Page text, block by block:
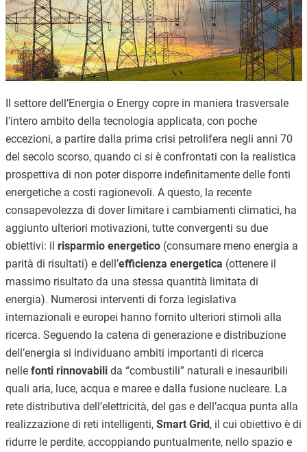
Il settore dell’Energia o Energy copre in maniera trasversale
l’intero ambito della tecnologia applicata, con poche
eccezioni, a partire dalla prima crisi petrolifera negli anni 70
del secolo scorso, quando ci si è confrontati con la realistica
prospettiva di non poter disporre indefinitamente delle fonti
energetiche a costi ragionevoli. A questo, la recente
consapevolezza di dover limitare i cambiamenti climatici, ha
aggiunto ulteriori motivazioni, tutte convergenti su due
obiettivi: il risparmio energetico(consumare meno energia a
parità di risultati) e dell’efficienza energetica (ottenere il
massimo risultato da una stessa quantità limitata di
energia). Numerosi interventi di forza legislativa
internazionali e europei hanno fornito ulteriori stimoli alla
ricerca. Seguendo la catena di generazione e distribuzione
dell’energia si individuano ambiti importanti di ricerca
nelle fonti rinnovabilida “combustili” naturali e inesauribili
quali aria, luce, acqua e maree e dalla fusione nucleare. La
rete distributiva dell’elettricità, del gas e dell’acqua punta alla
realizzazione di reti intelligenti, Smart Grid, il cui obiettivo è di
ridurre le perdite, accoppiando puntualmente, nello spazio e